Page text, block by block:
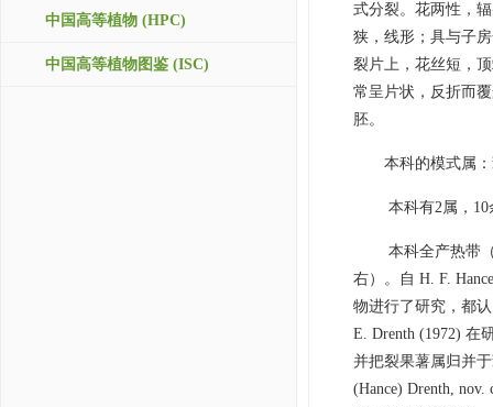
中国高等植物 (HPC)
中国高等植物图鉴 (ISC)
式分裂。花两性，
狭，线形；具与子
裂片上，花丝短，
常呈片状，反折而
胚。
本科的模式属：
本科有2属，
本科全产热带
右）。自 H. F.
物进行了研究，都
E. Drenth (1972) 在
并把裂果薯属归并于
(Hance) Drenth, nov.